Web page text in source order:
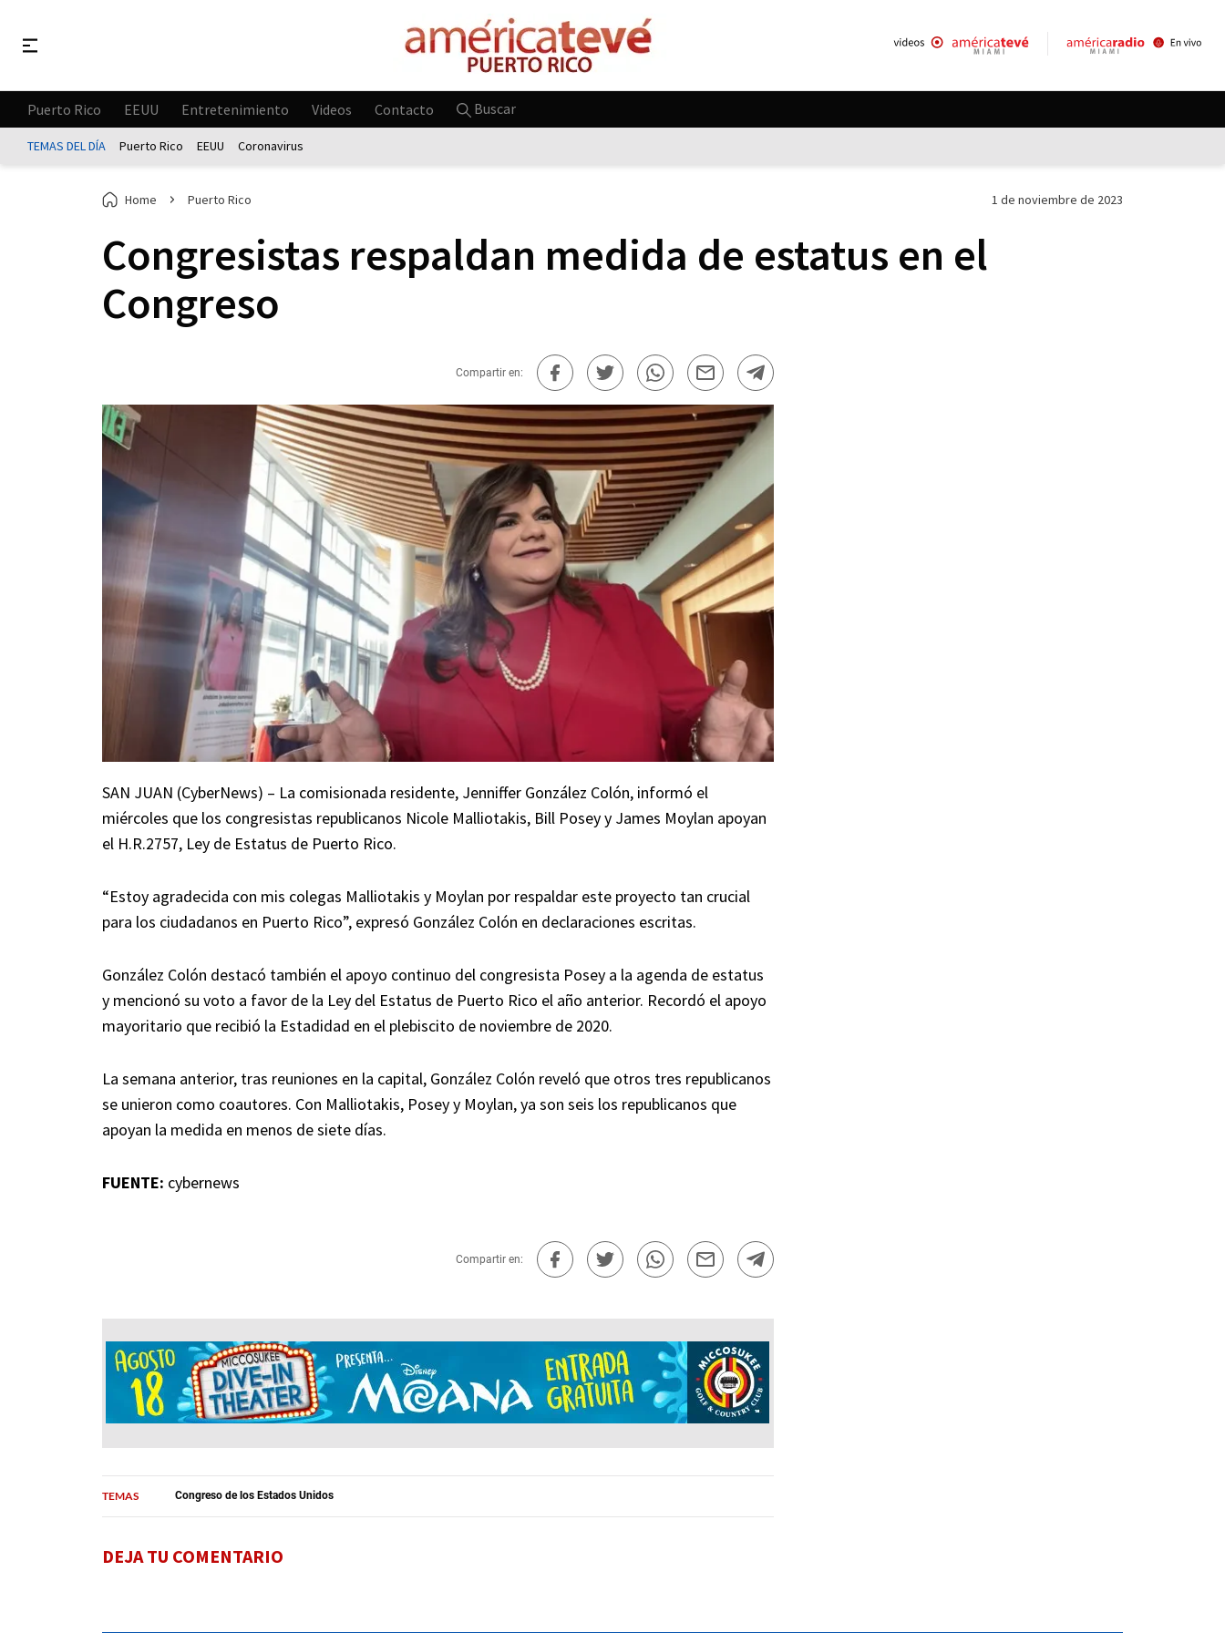
Puerto Rico EEUU Entretenimiento Videos Contacto Buscar
TEMAS DEL DÍA Puerto Rico EEUU Coronavirus
Home Puerto Rico 1 de noviembre de 2023
Congresistas respaldan medida de estatus en el
Congreso
Compartir en:
SAN JUAN (CyberNews) – La comisionada residente, Jenniffer González Colón, informó el
miércoles que los congresistas republicanos Nicole Malliotakis, Bill Posey y James Moylan apoyan
el H.R.2757, Ley de Estatus de Puerto Rico.
“Estoy agradecida con mis colegas Malliotakis y Moylan por respaldar este proyecto tan crucial
para los ciudadanos en Puerto Rico”, expresó González Colón en declaraciones escritas.
González Colón destacó también el apoyo continuo del congresista Posey a la agenda de estatus
y mencionó su voto a favor de la Ley del Estatus de Puerto Rico el año anterior. Recordó el apoyo
mayoritario que recibió la Estadidad en el plebiscito de noviembre de 2020.
La semana anterior, tras reuniones en la capital, González Colón reveló que otros tres republicanos
se unieron como coautores. Con Malliotakis, Posey y Moylan, ya son seis los republicanos que
apoyan la medida en menos de siete días.
FUENTE: cybernews
Compartir en:
TEMAS Congreso de los Estados Unidos
DEJA TU COMENTARIO